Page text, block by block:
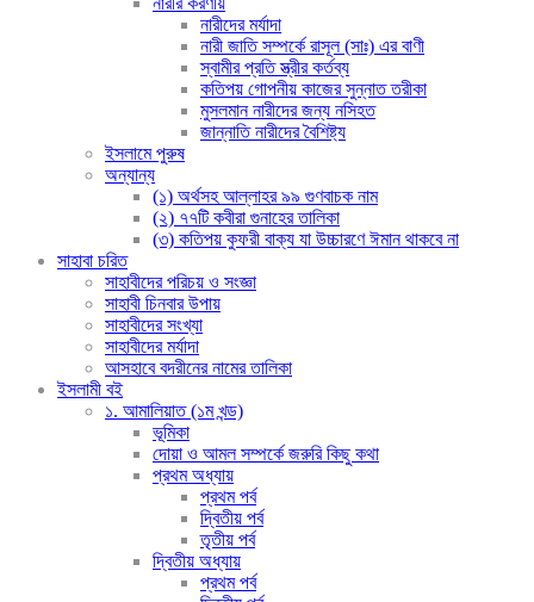
নারীদের মর্যাদা
নারী জাতি সম্পর্কে রাসূল (সাঃ) এর বাণী
স্বামীর প্রতি স্ত্রীর কর্তব্য
কতিপয় গোপনীয় কাজের সুন্নাত তরীকা
মুসলমান নারীদের জন্য নসিহত
জান্নাতি নারীদের বৈশিষ্ট্য
ইসলামে পুরুষ
অন্যান্য
(১) অর্থসহ আল্লাহর ৯৯ গুণবাচক নাম
(২) ৭৭টি কবীরা গুনাহের তালিকা
(৩) কতিপয় কুফরী বাক্য যা উচ্চারণে ঈমান থাকবে না
সাহাবা চরিত
সাহাবীদের পরিচয় ও সংজ্ঞা
সাহাবী চিনবার উপায়
সাহাবীদের সংখ্যা
সাহাবীদের মর্যাদা
আসহাবে বদরীনের নামের তালিকা
ইসলামী বই
১. আমালিয়াত (১ম খন্ড)
ভূমিকা
দোয়া ও আমল সম্পর্কে জরুরি কিছু কথা
প্রথম অধ্যায়
প্রথম পর্ব
দ্বিতীয় পর্ব
তৃতীয় পর্ব
দ্বিতীয় অধ্যায়
প্রথম পর্ব